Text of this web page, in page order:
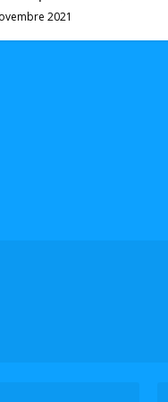
2021